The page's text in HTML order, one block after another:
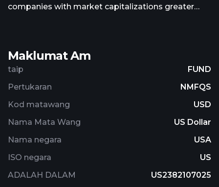
companies with market capitalizations greater
its primary stock exchange listing, and/or the
source of its revenues. Under normal market
net assets measured at the time of purchase in
equity securities of companies located in at least
Maklumat Am
taip
FUND
Pertukaran
NMFQS
Kod matawang
USD
Nama Mata Wang
US Dollar
Nama negara
USA
ISO negara
US
ADALAH DALAM
US2382107025